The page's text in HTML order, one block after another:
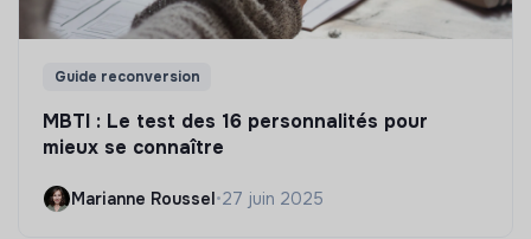
Guide reconversion
MBTI : Le test des 16 personnalités pour
mieux se connaître
Marianne Roussel•27 juin 2025